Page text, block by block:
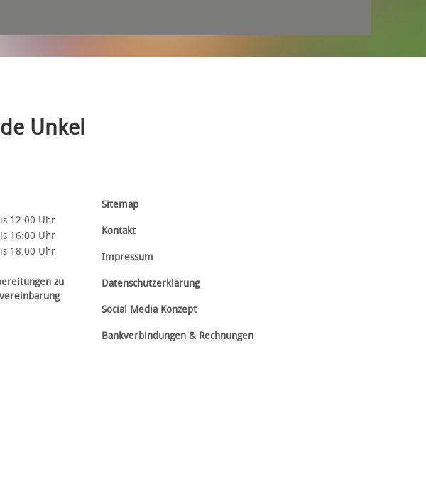
Unkel
12:00 Uhr
16:00 Uhr
18:00 Uhr
zu
Sitemap
Kontakt
Impressum
Datenschutzerklärung
Social Media Konzept
Bankverbindungen & Rechnungen